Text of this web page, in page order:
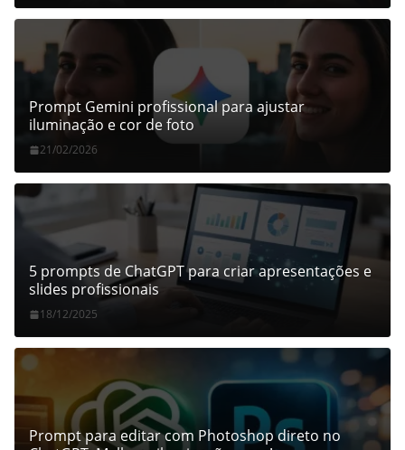
Prompt Gemini profissional para ajustar
iluminação e cor de foto
21/02/2026
5 prompts de ChatGPT para criar apresentações e
slides profissionais
18/12/2025
Prompt para editar com Photoshop direto no